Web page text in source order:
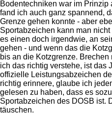
Bodentechniken war im
fand ich auch ganz spannend,
Grenze gehen konnte - aber
Sportabzeichen kann man
es einen doch irgendwie, an
gehen - und wenn das die
bis an die Kotzgrenze. Brechen
ich das richtig verstehe, ist das
offizielle Leistungsabzeichen
richtig erinnere, glaube ich
gelesen zu haben, dass es
Sportabzeichen des DOSB ist.
täuschen.